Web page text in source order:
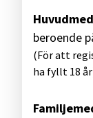
beroende
(För att
ha fyllt 18